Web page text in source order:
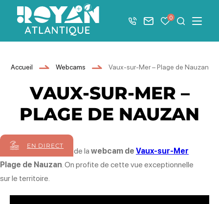
Afficher la barre de navigation du mode éco
Royan Atlantique
+33 5 46 08 21 00
Nous contacter
Mes favoris
0 JeMenu
Accueil Webcams Vaux-sur-Mer – Plage de Nauzan
VAUX-SUR-MER –
PLAGE DE NAUZAN
EN DIRECT
Bienvenue sur la page de la webcam de Vaux-sur-Mer
Plage de Nauzan. On profite de cette vue exceptionnelle
sur le territoire.